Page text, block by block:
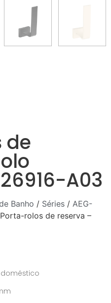
de
A03
Banho / Séries / AEG-
rolos de reserva –
doméstico